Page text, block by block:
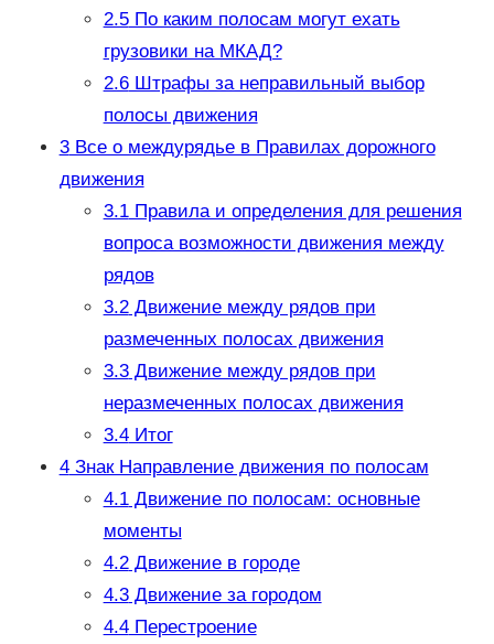
2.5По каким полосам могут ехать
грузовики на МКАД?
2.6Штрафы за неправильный выбор
полосы движения
3Все о междурядье в Правилах дорожного
движения
3.1Правила и определения для решения
вопроса возможности движения между
рядов
3.2Движение между рядов при
размеченных полосах движения
3.3Движение между рядов при
неразмеченных полосах движения
3.4Итог
4Знак Направление движения по полосам
4.1Движение по полосам: основные
моменты
4.2Движение в городе
4.3Движение за городом
4.4Перестроение